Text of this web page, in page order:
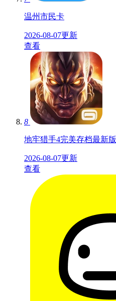
温州市民卡
2026-08-07更新
查看
8
地牢猎手4完美存档最新版
2026-08-07更新
查看